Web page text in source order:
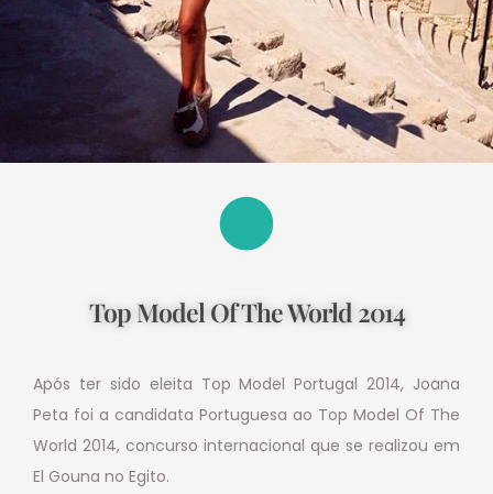
Top Model Of The World 2014
Após ter sido eleita Top Model Portugal 2014, Joana
Peta foi a candidata Portuguesa ao Top Model Of The
World 2014, concurso internacional que se realizou em
El Gouna no Egito.